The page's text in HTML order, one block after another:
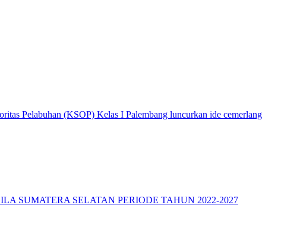
Pelabuhan (KSOP) Kelas I Palembang luncurkan ide cemerlang
SUMATERA SELATAN PERIODE TAHUN 2022-2027